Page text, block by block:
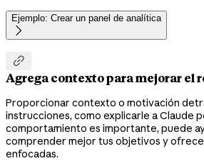
Ejemplo: Crear un panel de analítica


Agrega contexto para mejorar el
Proporcionar contexto o motivación
instrucciones, como explicarle a Claude
comportamiento es importante, puede
comprender mejor tus objetivos y
enfocadas.